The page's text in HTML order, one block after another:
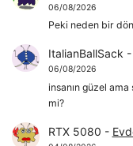
06/08/2026
Peki neden bir
ItalianBallSack -
06/08/2026
insanın güzel
mi?
RTX 5080 -